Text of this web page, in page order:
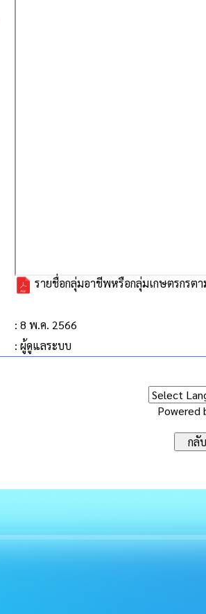
รายชื่อกลุ่มอาชีพหรือกลุ่มเกษตรกรต
: 8 พ.ค. 2566
: ผู้ดูแลระบบ
Powered